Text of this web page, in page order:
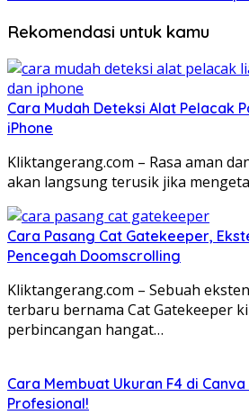
Rekomendasi untuk kamu
Cara Mudah Deteksi Alat Pelacak
iPhone
Kliktangerang.com – Rasa aman
akan langsung terusik jika
Cara Pasang Cat Gatekeeper,
Pencegah Doomscrolling
Kliktangerang.com – Sebuah
terbaru bernama Cat Gatekeeper
perbincangan hangat…
Cara Membuat Ukuran F4 di
Profesional!